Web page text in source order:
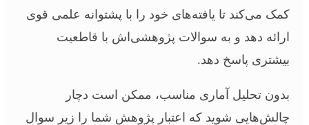
کمک می‌کند تا یافته‌های خود را با پشتوانه علمی قوی
ارائه دهد و به سوالات پژوهشی‌اش با قاطعیت
بیشتری پاسخ دهد.
بدون تحلیل آماری مناسب، ممکن است دچار
چالش‌هایی شوید که اعتبار پژوهش شما را زیر سوال